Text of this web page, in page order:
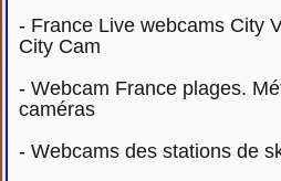
- France Live webcams City
City Cam
-Webcam France plages.
caméras
-Webcams des stations de